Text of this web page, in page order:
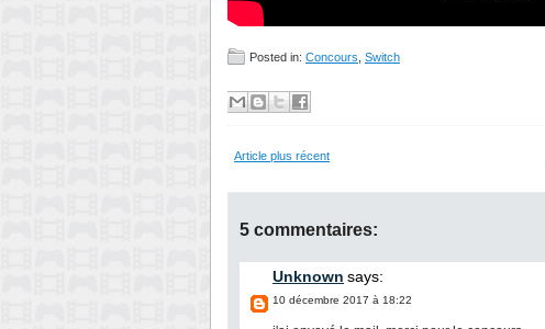
Posted in: Concours Switch
Article plus récent
5 commentaires:
Unknown says:
10 décembre 2017 à 18:22